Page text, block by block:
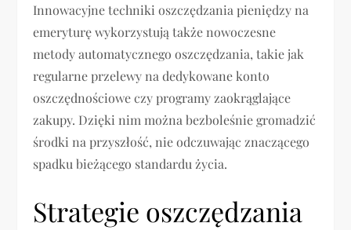
Innowacyjne techniki oszczędzania pieniędzy na
emeryturę wykorzystują także nowoczesne
metody automatycznego oszczędzania, takie jak
regularne przelewy na dedykowane konto
oszczędnościowe czy programy zaokrąglające
zakupy. Dzięki nim można bezboleśnie gromadzić
środki na przyszłość, nie odczuwając znaczącego
spadku bieżącego standardu życia.
Strategie oszczędzania